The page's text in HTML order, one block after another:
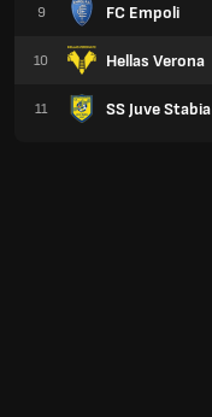
9 FC Empoli
10 Hellas Verona
11 SS Juve Stabia